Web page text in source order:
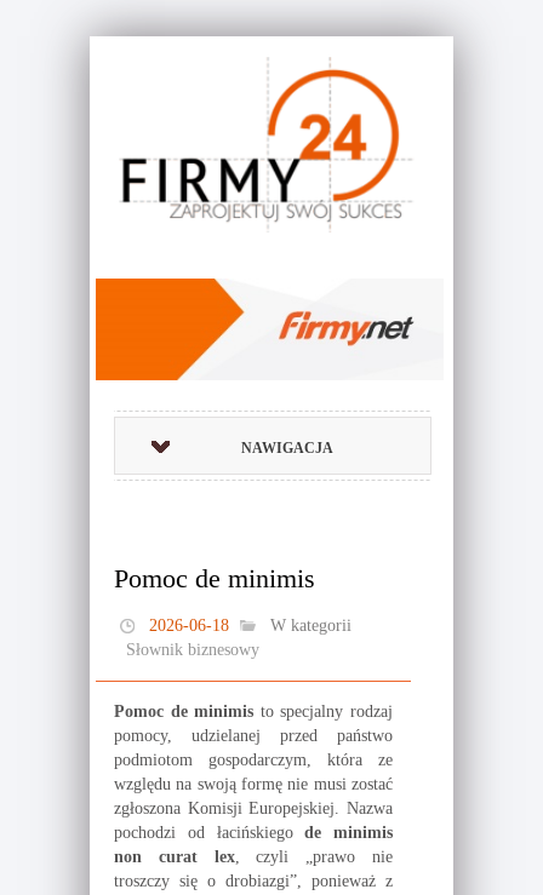
NAWIGACJA
Pomoc de minimis
2026-06-18
W kategorii
Słownik biznesowy
Pomoc de minimis to specjalny rodzaj
pomocy, udzielanej przed państwo
podmiotom gospodarczym, która ze
względu na swoją formę nie musi zostać
zgłoszona Komisji Europejskiej. Nazwa
pochodzi od łacińskiegode minimis
non curat lex, czyli „prawo nie
troszczy się o drobiazgi”, ponieważ z